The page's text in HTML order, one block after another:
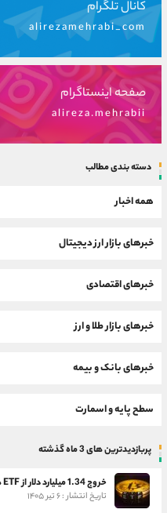
کانال تلگرام
alirezamehrabi_com
صفحه اینستاگرام
alireza.mehrabii
دسته بندی مطالب
همه اخبار
خبرهای بازار ارز دیجیتال
خبرهای اقتصادی
خبرهای بازار طلا و ارز
خبرهای بانک و بیمه
سطح پایه و اسمارت
پربازدیدترین های 3 ماه گذشته
خروج 1.34 میلیارد دلار از ETF های بیت کوین در یک هفته
تاریخ انتشار : ۶ تیر ۱۴۰۵